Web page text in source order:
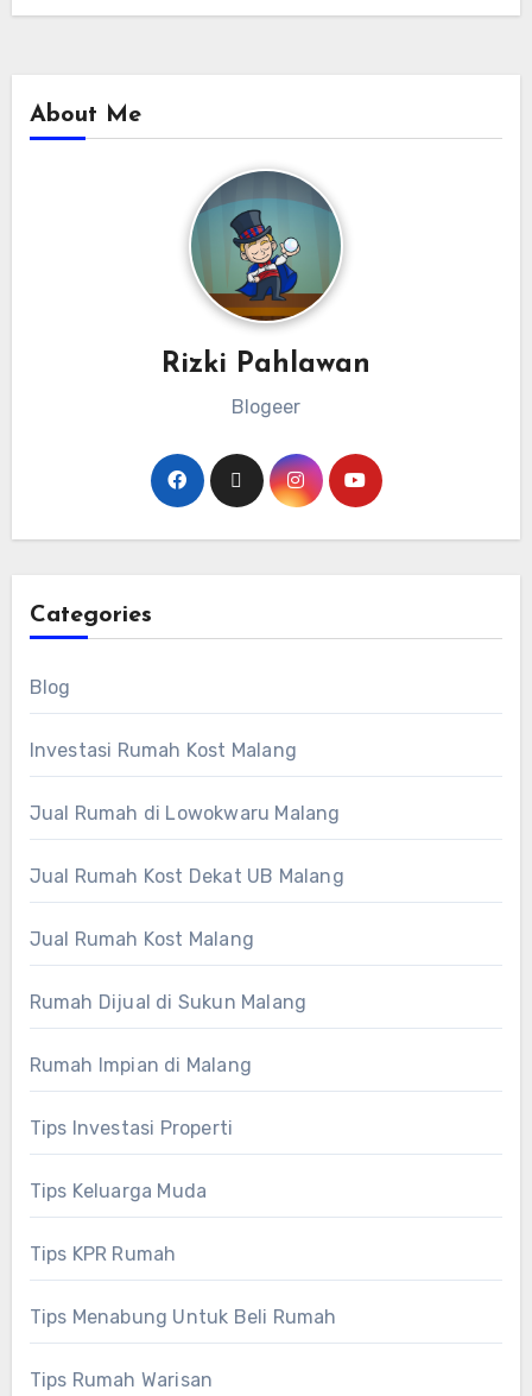
About Me
Rizki Pahlawan
Blogeer
Categories
Blog
Investasi Rumah Kost Malang
Jual Rumah di Lowokwaru Malang
Jual Rumah Kost Dekat UB Malang
Jual Rumah Kost Malang
Rumah Dijual di Sukun Malang
Rumah Impian di Malang
Tips Investasi Properti
Tips Keluarga Muda
Tips KPR Rumah
Tips Menabung Untuk Beli Rumah
Tips Rumah Warisan